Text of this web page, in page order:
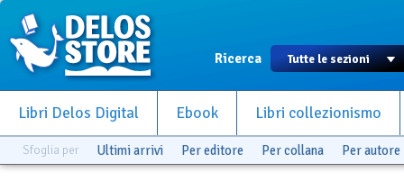
Ricerca
Libri Delos Digital Ebook Libri collezionismo
Sfoglia per Ultimi arrivi Per editore Per collana Per autore